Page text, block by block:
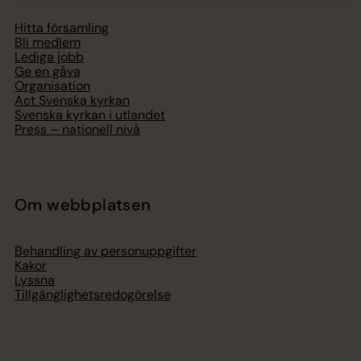
Hitta församling
Bli medlem
Lediga jobb
Ge en gåva
Organisation
Act Svenska kyrkan
Svenska kyrkan i utlandet
Press – nationell nivå
Om webbplatsen
Behandling av personuppgifter
Kakor
Lyssna
Tillgänglighetsredogörelse